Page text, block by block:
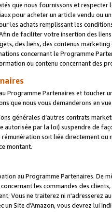
que nous fournissons et respecter
pour acheter un article vendu ou
les achats remplissant les
de faciliter votre insertion des
des liens, des contenus
concernant le Programme
ou contenu concernant des
Programme Partenaires et toucher
que nous vous demanderons en
générales d’autres contrats
par la loi) suspendre de
soit liée directement
montant.
au Programme Partenaires. De
les commandes des
Vous ne traiterez ni n'adresserez
Site d’Amazon, vous devrez lui